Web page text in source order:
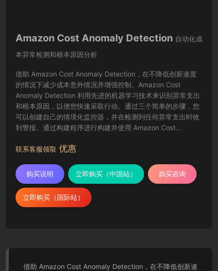
Amazon Cost Anomaly Detection 自动化成
本异常检测和根本原因分析
借助 Amazon Cost Anomaly Detection，在不降低创新速度
的情况下减少成本意外情况并增强控制。Amazon Cost
Anomaly Detection 利用先进的机器学习技术来识别异常支出
和根本原因，以便您快速采取行动。通过三个简单的步骤，您
可以创建自己的情境化监控器，并在检测到任何异常支出时收
到警报。通过构建程序进行构建并使用 Amazon Cost
联系客服领取 优惠
购买说明 立即购买（中国站） 购买咨询
立即购买（国际站）
借助 Amazon Cost Anomaly Detection，在不降低创新速